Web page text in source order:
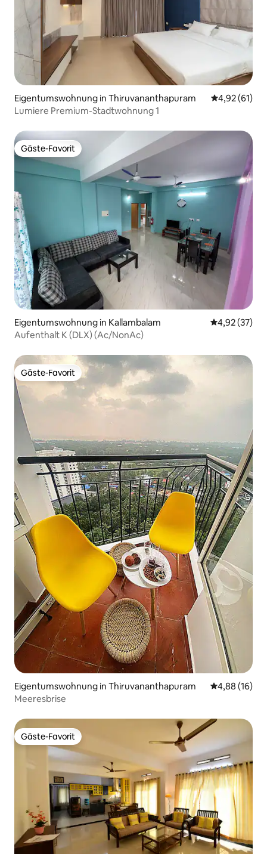
Eigentumswohnung in Thiruvananthapuram
4,92 (61)
Lumiere Premium-Stadtwohnung 1
Gäste-Favorit
Gäste-Favorit
Eigentumswohnung in Kallambalam
4,92 (37)
Aufenthalt K (DLX) (Ac/NonAc)
Gäste-Favorit
Gäste-Favorit
Eigentumswohnung in Thiruvananthapuram
4,88 (16)
Meeresbrise
Gäste-Favorit
Gäste-Favorit